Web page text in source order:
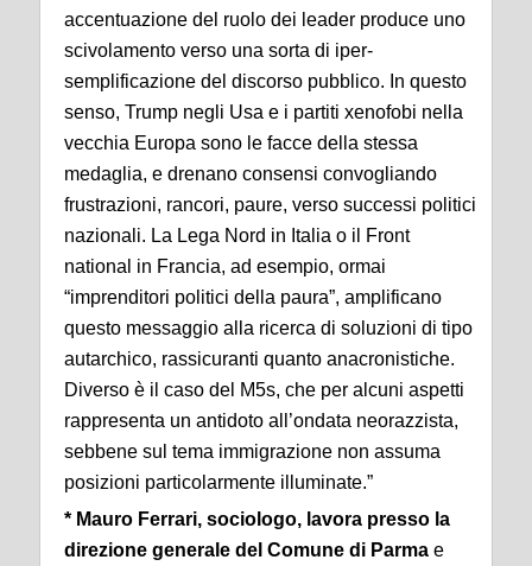
accentuazione del ruolo dei leader produce uno
scivolamento verso una sorta di iper-
semplificazione del discorso pubblico. In questo
senso, Trump negli Usa e i partiti xenofobi nella
vecchia Europa sono le facce della stessa
medaglia, e drenano consensi convogliando
frustrazioni, rancori, paure, verso successi politici
nazionali. La Lega Nord in Italia o il Front
national in Francia, ad esempio, ormai
“imprenditori politici della paura”, amplificano
questo messaggio alla ricerca di soluzioni di tipo
autarchico, rassicuranti quanto anacronistiche.
Diverso è il caso del M5s, che per alcuni aspetti
rappresenta un antidoto all’ondata neorazzista,
sebbene sul tema immigrazione non assuma
posizioni particolarmente illuminate.”
* Mauro Ferrari, sociologo, lavora presso la
direzione generale del Comune di Parma e